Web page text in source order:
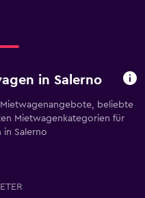
in Salerno
beliebte
Mietwagenkategorien für
in Salerno